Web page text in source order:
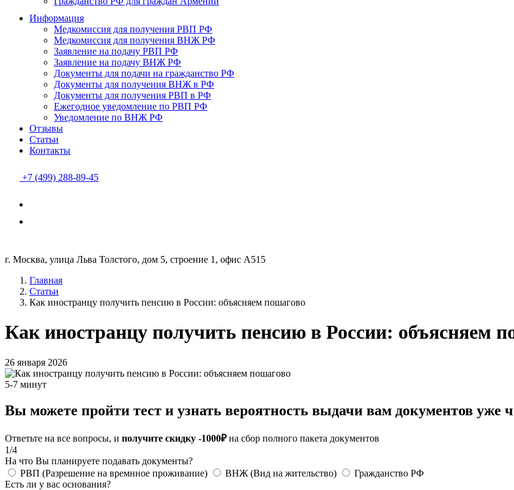
Информация
Медкомиссия для получения РВП РФ
Медкомиссия для получения ВНЖ РФ
Заявление на подачу РВП РФ
Заявление на подачу ВНЖ РФ
Документы для подачи на гражданство РФ
Документы для получения ВНЖ в РФ
Документы для получения РВП в РФ
Ежегодное уведомление по РВП РФ
Уведомление по ВНЖ РФ
Отзывы
Статьи
Контакты
+7 (499) 288-89-45
г. Москва, улица Льва Толстого, дом 5, строение 1, офис А515
Главная
Статьи
Как иностранцу получить пенсию в России: объясняем пошагово
Как иностранцу получить пенсию в России: объясняем
26 января 2026
5-7 минут
Вы можете пройти тест и узнать вероятность выдачи вам документов уже
Ответьте на все вопросы, и получите скидку -1000₽на сбор полного пакета документов
1/4
На что Вы планируете подавать документы?
РВП (Разрешение на времнное проживание)
ВНЖ (Вид на жительство)
Гражданство РФ
Есть ли у вас основания?